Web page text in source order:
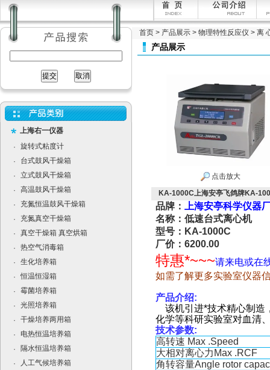
上海右一仪器
·
旋转式粘度计
·
台式鼓风干燥箱
·
立式鼓风干燥箱
·
高温鼓风干燥箱
·
充氮恒温鼓风干燥箱
·
充氮真空干燥箱
·
真空干燥箱 真空烘箱
·
热空气消毒箱
·
生化培养箱
·
恒温恒湿箱
·
霉菌培养箱
·
光照培养箱
·
干燥培养两用箱
·
电热恒温培养箱
·
隔水恒温培养箱
·
人工气候培养箱
首页 > 产品展示 > 物理特性反应仪 > 离
产品展示
点击放大
KA-1000C上海安亭飞鸽牌KA-
品牌：
上海安亭科学仪器
名称：低速台式离心机
型号：KA-1000C
厂价：6200.00
特惠*~~~请来电或在
如需了解更多实验室仪器
产品介绍:
该机引进*技术精心制造
化学等科研实验室对血清
技术参数:
高转速 Max .Speed
大相对离心力 Max .RCF
角转容量Angle rotor